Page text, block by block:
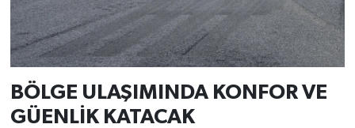
BÖLGE ULAŞIMINDA KONFOR VE
GÜENLİK KATACAK